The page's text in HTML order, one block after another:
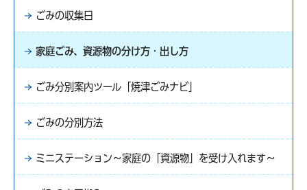
ごみの収集日
家庭ごみ、資源物の分け方・出し方
ごみ分別案内ツール「焼津ごみナビ」
ごみの分別方法
ミニステーション～家庭の「資源物」を受け入れます～